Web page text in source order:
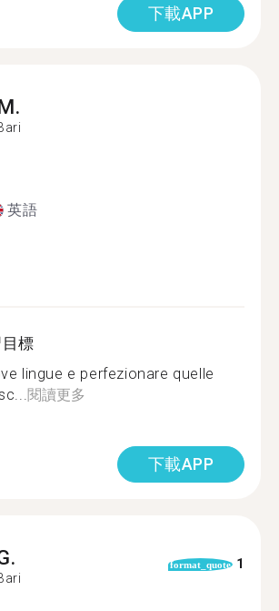
下載APP
英語
標
lingue e perfezionare quelle
閱讀更多
下載APP
format_quote 1